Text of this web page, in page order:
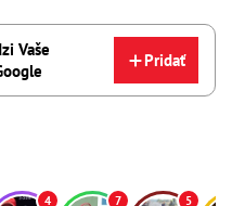
Vaše
Pridať
4 7 5